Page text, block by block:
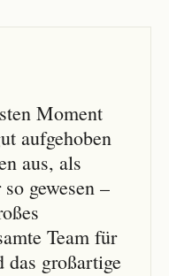
Moment
aufgehoben
aus, als
gewesen –
Team für
das großartige